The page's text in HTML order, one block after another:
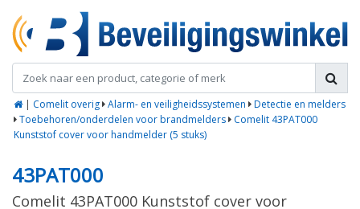
| Comelit overig Alarm- en veiligheidssystemen
Detectie en melders
Toebehoren/onderdelen voor brandmelders
Comelit 43PAT000
Kunststof cover voor handmelder (5 stuks)
43PAT000
Comelit 43PAT000 Kunststof cover voor